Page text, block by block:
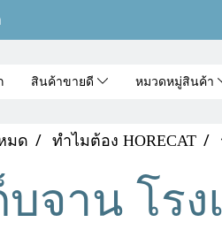
สินค้าขายดี หมวดหมู่สินค้า
มด ทำไมต้อง HORECAT
บจาน โร